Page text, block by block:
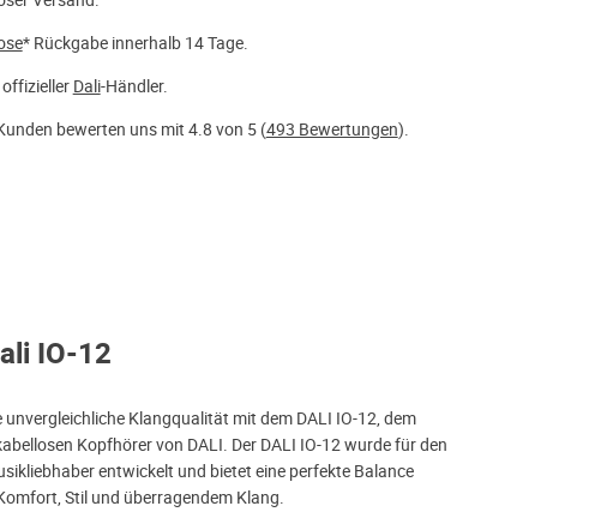
* Rückgabe innerhalb 14 Tage.
Dali-Händler.
bewerten uns mit 4.8 von 5 (493 Bewertungen).
IO-12
unvergleichliche Klangqualität mit dem DALI IO-12, dem
Kopfhörer von DALI. Der DALI IO-12 wurde für den
entwickelt und bietet eine perfekte Balance
Stil und überragendem Klang.